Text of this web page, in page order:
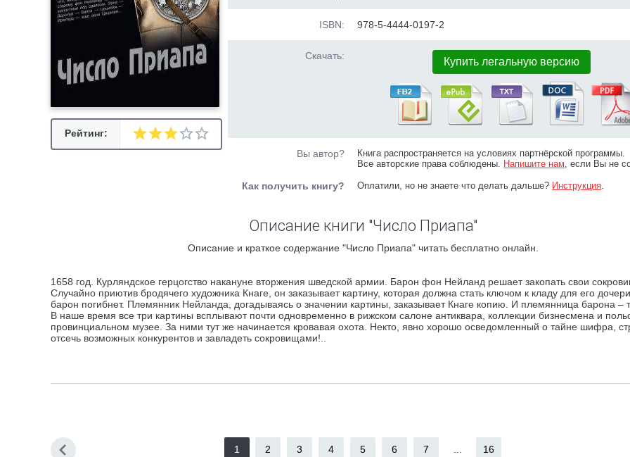
Рейтинг:
ISBN: 978-5-4444-0197-2
Скачать: Купить легальную версию
Вы автор?
Книга распространяется на условиях партнёрской программы.
Все авторские права соблюдены. Напишите нам, если Вы не
Как получить книгу? Оплатили, но не знаете что делать дальше? Инструкция.
Описание книги "Число Приапа"
Описание и краткое содержание "Число Приапа" читать бесплатно онлайн.
1658 год. Курляндское герцогство накануне вторжения шведской армии. Барон фон Нейланд решает закопать свои
Случайно приютив бродячего художника Кнаге, он заказывает картину, которая должна стать ключом к кладу для его
барон погибнет. Племянник Нейланда, догадываясь о значении картины, заказывает Кнаге копию. И племянница барона –
В наше время все три картины всплывают почти одновременно в рижском салоне антиквара, коллекции бизнесмена и
провинциальном музее. За ними тут же начинается кровавая охота. Некто, явно хорошо осведомленный о тайне шифра,
отсечь возможных конкурентов и завладеть сокровищами!..
1 2 3 4 5 6 7 16